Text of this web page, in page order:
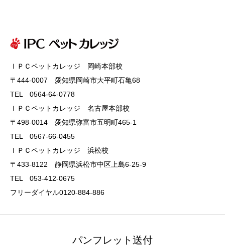
ＩＰＣペットカレッジ 岡崎本部校
〒444-0007 愛知県岡崎市大平町石亀68
TEL 0564-64-0778
ＩＰＣペットカレッジ 名古屋本部校
〒498-0014 愛知県弥富市五明町465-1
TEL 0567-66-0455
ＩＰＣペットカレッジ 浜松校
〒433-8122 静岡県浜松市中区上島6-25-9
TEL 053-412-0675
フリーダイヤル0120-884-886
パンフレット送付